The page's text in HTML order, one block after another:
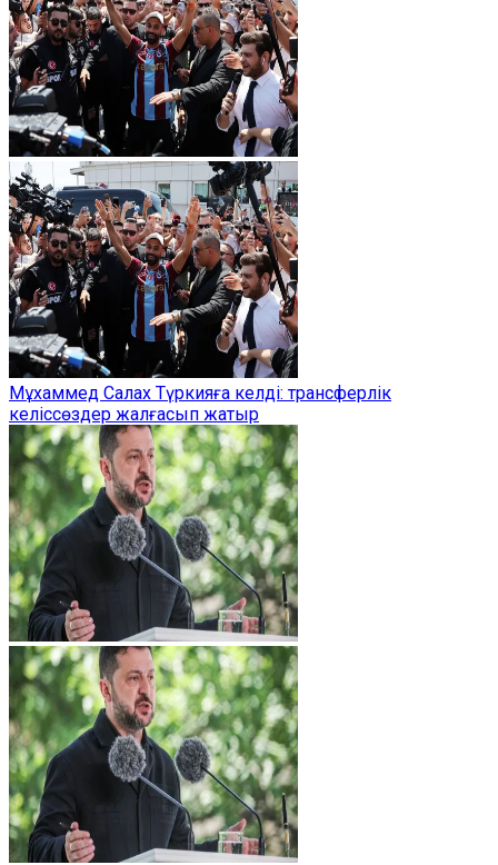
Мұхаммед Салах Түркияға келді: трансферлік
келіссөздер жалғасып жатыр